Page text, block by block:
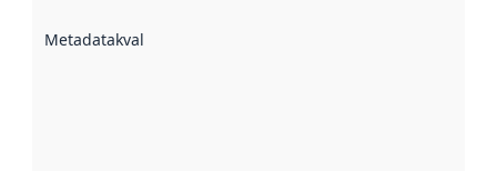
Metadatakvalitet